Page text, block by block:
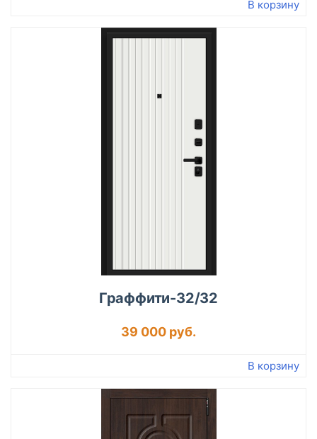
В корзину
Граффити-32/32
39 000 руб.
В корзину
Подробнее